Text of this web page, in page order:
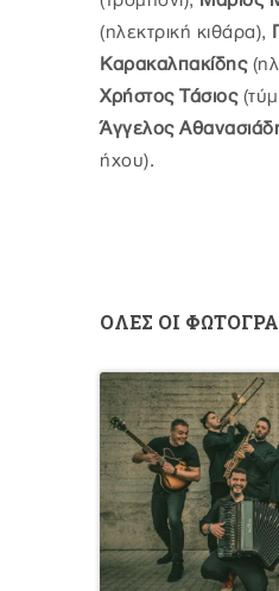
(ηλεκτρική κιθάρα),
Καρακαλπακίδης
Χρήστος Τάσιος
Άγγελος
ήχου).
ΟΛΕΣ ΟΙ